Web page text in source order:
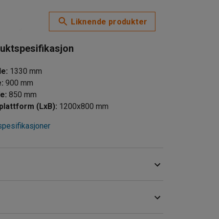
Liknende produkter
: 1330 mm
: 900 mm
: 850 mm
(LxB): 1200x800 mm
på arbeidsplasser som lager og verksted.